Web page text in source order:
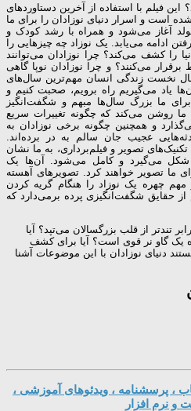
فیلم با استفاده از آخرین دستاوردهای
است و اسرار دنیای نوزادان را برای ما
آغاز می‌شود و همراه با رشد کودک و
ادامه می‌یابد. یک نوزاد چه چیزهایی را
را کشف می‌کند؟ چرا نوزادان می‌توانند
برقرار می‌کنند؟ و چرا نوزادان نوپا گاهی
نخست زندگی انسان مهم‌ترین سال‌های
یاد می‌گیریم راه برویم، صحبت کنیم و
برای ما بزرگ سال‌ها مبهم و شگفت‌انگیز
ما روشن می‌کند که چگونه تغییرات سریع
و همچنین چگونه برخی نوزادان به
عجیب جان سالم به در برده‌اند.
تصویر و فیلم‌برداری، به ما نشان
شکل می‌گیرد و کامل می‌شود. آن‌ها یک
ما تصویر خواهند کرد. تصویرهای آهسته
چهره یک نوزاد را هنگام گریه کردن
حقایق شگفت‌انگیزی پرده بر‌می‌دارد که
تند‌تر از قلب بزرگسالان می‌تپد؟ آیا
یک گاو نر قوی است؟ آیا برای کشف
دنیای نوزادان با این موضوعات آشنا
، پرسشنامه ، ویدئوهای آموزشی ،
و نرم افزار